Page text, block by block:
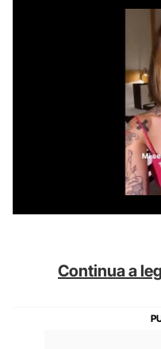
Continua a